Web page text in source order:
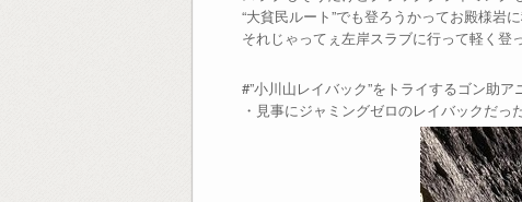
“大貧民ルート”でも登ろうかってお殿様岩
それじゃってぇ左岸スラブに行って軽く登
#”小川山レイバック”をトライするゴン助ア
・見事にジャミングゼロのレイバックだっ